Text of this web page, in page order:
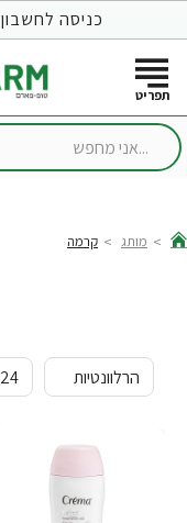
כניסה לחשבון
...אני
מותג קרמה